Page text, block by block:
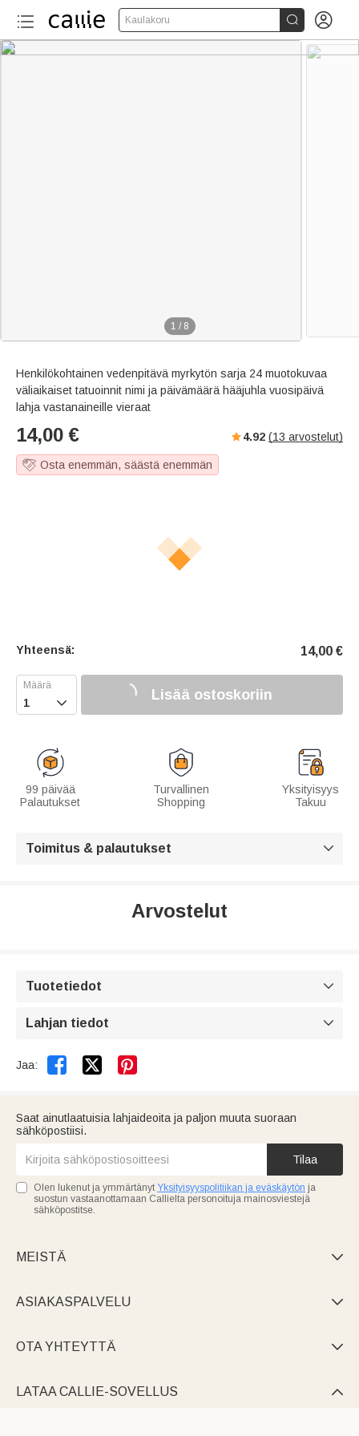
Kaulakoru  
1 / 8
Henkilökohtainen vedenpitävä myrkytön sarja 24 muotokuvaa
väliaikaiset tatuoinnit nimi ja päivämäärä hääjuhla vuosipäivä
lahja vastanaineille vieraat
14,00 € 4.92 (13 arvostelut)
Osta enemmän, säästä enemmän
Yhteensä: 14,00 €
 Lisää ostoskoriin
99 päivää
Palautukset
Turvallinen
Shopping
Yksityisyys
Takuu
Toimitus & palautukset 
Arvostelut
Tuotetiedot 
Lahjan tiedot 
Jaa:  
Saat ainutlaatuisia lahjaideoita ja paljon muuta suoraan
sähköpostiisi.
Tilaa
Olen lukenut ja ymmärtänyt Yksityisyyspolitiikan ja eväskäytön ja
suostun vastaanottamaan Callielta personoituja mainosviestejä
sähköpostitse.
MEISTÄ 
ASIAKASPALVELU 
OTA YHTEYTTÄ 
LATAA CALLIE-SOVELLUS 